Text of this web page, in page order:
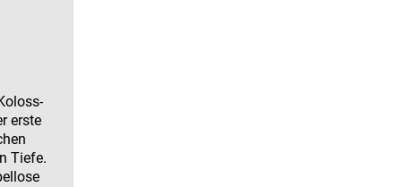
erste
Tiefe.